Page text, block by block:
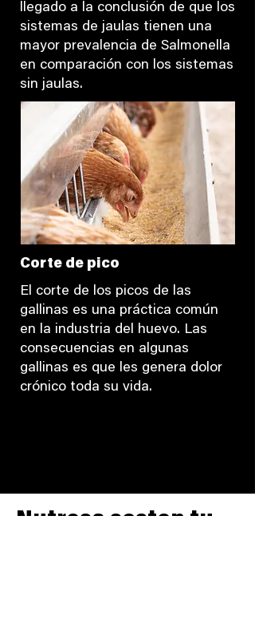
llegado a la conclusión de que los
sistemas de jaulas tienen una
mayor prevalencia de Salmonella
en comparación con los sistemas
sin jaulas.
Corte de pico
El corte de los picos de las
gallinas es una práctica común
en la industria del huevo. Las
consecuencias en algunas
gallinas es que les genera dolor
crónico toda su vida.
Nutresa sosten tu